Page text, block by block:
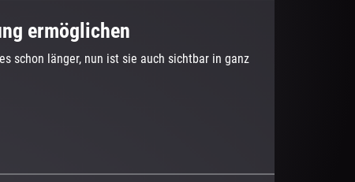
ermöglichen
schon länger, nun ist sie auch sichtbar in ganz